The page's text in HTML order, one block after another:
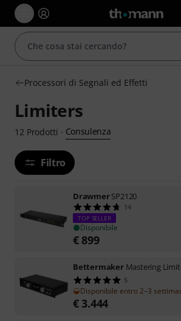
Processori di Segnali ed Effetti
Limiters
12 Prodotti · Consulenza
Filtro
DrawmerSP2120
14
TOP SELLER
Disponibile
€ 899
Bettermaker Mastering
5
Disponibile entro 2–3
€ 3.444